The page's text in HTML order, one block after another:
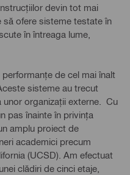
devin tot mai
ofere sisteme testate în
în întreaga lume,
de cel mai înalt
sisteme au trecut
organizații externe. Cu
pas înainte în privința
amplu proiect de
academici precum
(UCSD). Am efectuat
clădiri de cinci etaje,